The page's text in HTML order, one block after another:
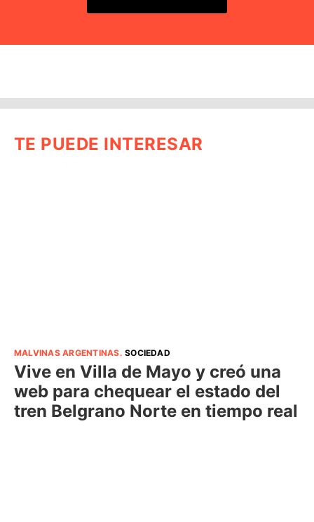
TE PUEDE INTERESAR
MALVINAS ARGENTINAS.SOCIEDAD
Vive en Villa de Mayo y creó una
web para chequear el estado del
tren Belgrano Norte en tiempo real